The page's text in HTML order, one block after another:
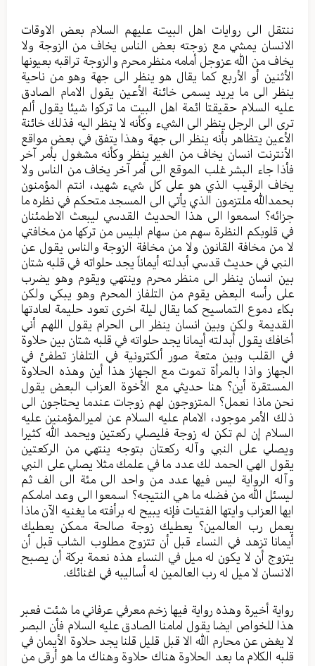
ننتقل الى روايات اهل البيت عليهم السلام بعض الاوقات
الانسان يمشي مع زوجته بعض الناس يخاف من الزوجة ولا
يخاف من الله عزوجل أمامه منظر محرم والزوجة تراقبه بعيونها
الأثنين أو الأربع كما يقال هو ينظر الى جهة وهو من ناحية
ينظر الى ما يريد يسمى خائنة الأعين يقول الامام الصادق
عليه السلام حقيقتا ائمة اهل البيت ما تركوا شيئا يقول ألم
ترى الى الرجل ينظر الى الشيء وكأنه لا ينظر اليه فذلك خائنة
الأعين يتظاهر بأنه ينظر الى جهة وهذا يتفق في بعض مواقع
الأنترنت انسان يخاف من الغير ينظر وكأنه مشغول بأمر آخر
فأذا جاء البشر غلب الموقع الى أمر آخر يخاف من الناس ولا
يخاف الرقيب الذي هو على كل شيء شهيد، انتم المؤمنون
بحمدالله ملتزمون الذي يأتي الى المسجد متحكم في نظره ما
جزائه؟ اسمعوا الى هذا الحديث القدسي ليبعث الاطمئنان
في قلوبكم النظرة سهم من سهام ابليس من تركها من مخافتي
لا من مخافة القانون ولا من مخافة الزوجة والناس يقول عن
النبي في حديث قدسي أبدلته أيماناً يجد حلواته في قلبه شتان
بين انسان ينظر الى منظر محرم وينتهي ويقوم وهو يضرب
على رأسه البعض يقوم من التلفاز المحرم وهو يبكي ولكن
بكاء دموع التماسيح كما يقال ليلة اخرى تعود حليمة لعادتها
القديمة ولكن وبين انسان ينظر الى الحرام يقول اللهم أني
أخافك يقول أبدلته أيمانا يجد حلواته في قلبه شتان بين حلاوة
في القلب وبين متعة صور ألكترونية في التلفاز تطفئ في
الجهاز واذا بالمرأة تموت مع الجهاز هذا أين وهذه الحلاوة
المستقرة أين؟ هنا حديثي مع الأخوة العزاب البعض يقول
نحن ماذا نعمل؟ المتزوجون لهم زوجات عندما يحتاجون الى
ذلك الأمر موجود، الامام عليه السلام عن اميرالمؤمنين عليه
السلام إن لم تكن له زوجة فليصلي ركعتين ويحمد الله كثيرا
ويصلي على النبي وآله ركعتان بتوجه ينتهي من الركعتين
يقول الهي الحمد لك عدد ما في علمك مثلا يصلي على النبي
وآله الرواية ليس فيها عدد من واحد الى مئة الى الف ثم
ليسئل الله من فضله ما هي النتيجه؟ اسمعوا الى وعد امامكم
ايها العزاب وايتها الفتيات فإنه يبيح له برأفته ما يغنيه الآن ماذا
يعمل رب العالمين؟ يعطيك زوجة صالحة ممكن يعطيك
أيمانا تزهد في النساء قبل أن تتزوج مطلوب الشاب قبل أن
يتزوج أن لا يكون له ميل في النساء هذه نعمة بركة أن يصبح
الانسان لا ميل له رب العالمين له أساليبه في اغنائك.
رواية أخيرة وهذه رواية فيها زخم معرفي عرفاني ما شئت فعبر
هذا للخواص ايضا يقول امامنا الصادق عليه السلام فأن البصر
لا يغض عن محارم الله الا قبل قليل قلنا يجد حلاوة الأيمان في
قلبه الكلام ما بعد الحلاوة هناك حلاوة وهناك ما هو أرقى من